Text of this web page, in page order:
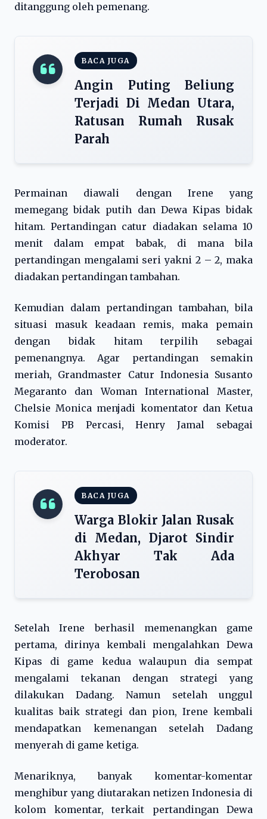
ditanggung oleh pemenang.
BACA JUGA
Angin Puting Beliung
Terjadi Di Medan Utara,
Ratusan Rumah Rusak
Parah
Permainan diawali dengan Irene yang
memegang bidak putih dan Dewa Kipas bidak
hitam. Pertandingan catur diadakan selama 10
menit dalam empat babak, di mana bila
pertandingan mengalami seri yakni 2 – 2, maka
diadakan pertandingan tambahan.
Kemudian dalam pertandingan tambahan, bila
situasi masuk keadaan remis, maka pemain
dengan bidak hitam terpilih sebagai
pemenangnya. Agar pertandingan semakin
meriah, Grandmaster Catur Indonesia Susanto
Megaranto dan Woman International Master,
Chelsie Monica menjadi komentator dan Ketua
Komisi PB Percasi, Henry Jamal sebagai
moderator.
BACA JUGA
Warga Blokir Jalan Rusak
di Medan, Djarot Sindir
Akhyar Tak Ada
Terobosan
Setelah Irene berhasil memenangkan game
pertama, dirinya kembali mengalahkan Dewa
Kipas di game kedua walaupun dia sempat
mengalami tekanan dengan strategi yang
dilakukan Dadang. Namun setelah unggul
kualitas baik strategi dan pion, Irene kembali
mendapatkan kemenangan setelah Dadang
menyerah di game ketiga.
Menariknya, banyak komentar-komentar
menghibur yang diutarakan netizen Indonesia di
kolom komentar, terkait pertandingan Dewa